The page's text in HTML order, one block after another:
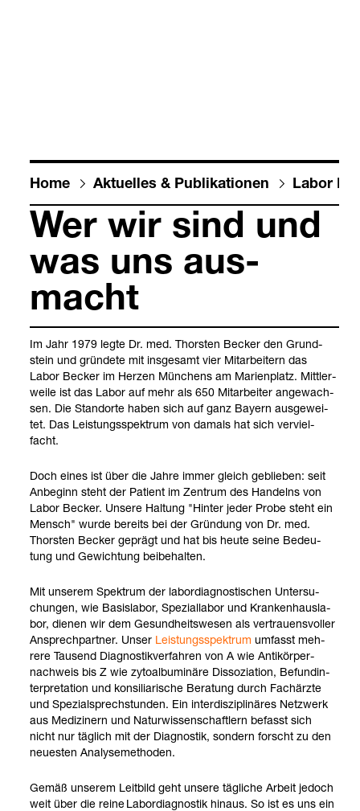
Home Aktu­el­les & Publi­ka­tio­nen Labor
Wer wir sind und
was uns aus­
macht
Im Jahr 1979 legte Dr. med. Thors­ten Becker den Grund­
stein und grün­dete mit ins­ge­samt vier Mit­ar­bei­tern das
Labor Becker im Her­zen Mün­chens am Mari­en­platz. Mitt­ler­
weile ist das Labor auf mehr als 650 Mit­ar­bei­ter ange­wach­
sen. Die Stand­orte haben sich auf ganz Bay­ern aus­ge­wei­
tet. Das Leis­tungs­spek­trum von damals hat sich ver­viel­
facht.
Doch eines ist über die Jahre immer gleich geblie­ben: seit
Anbe­ginn steht der Pati­ent im Zen­trum des Han­delns von
Labor Becker. Unsere Hal­tung "Hin­ter jeder Probe steht ein
Mensch" wurde bereits bei der Grün­dung von Dr. med.
Thors­ten Becker geprägt und hat bis heute seine Bedeu­
tung und Gewich­tung bei­be­hal­ten.
Mit unse­rem Spek­trum der labor­dia­gnos­ti­schen Unter­su­
chun­gen, wie Basis­la­bor, Spe­zi­al­la­bor und Kran­ken­haus­la­
bor, die­nen wir dem Gesund­heits­we­sen als ver­trau­ens­vol­ler
Ansprech­part­ner. Unser Leis­tungs­spek­trum umfasst meh­
rere Tau­send Dia­gnos­tik­ver­fah­ren von A wie Anti­kör­per­
nach­weis bis Z wie zyto­al­bu­mi­näre Dis­so­zia­tion, Befund­in­
ter­pre­ta­tion und kon­si­lia­ri­sche Bera­tung durch Fach­ärzte
und Spe­zi­al­sprech­stun­den. Ein inter­dis­zi­pli­nä­res Netz­werk
aus Medi­zi­nern und Natur­wis­sen­schaft­lern befasst sich
nicht nur täg­lich mit der Dia­gnos­tik, son­dern forscht zu den
neu­es­ten Ana­ly­se­me­tho­den.
Gemäß unse­rem Leit­bild geht unsere täg­li­che Arbeit jedoch
weit über die reine Labor­dia­gnos­tik hin­aus. So ist es uns ein